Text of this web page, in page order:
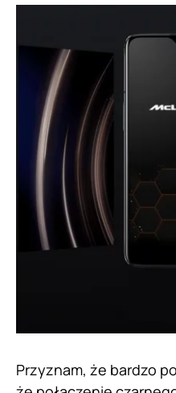
Przyznam, że bardzo